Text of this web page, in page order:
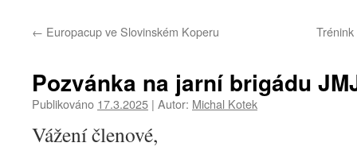
obsahu
← Europacup ve Slovinském Koperu
Pozvánka na jarní brigádu
Publikováno 17.3.2025 | Autor: Michal Kotek
Vážení členové,